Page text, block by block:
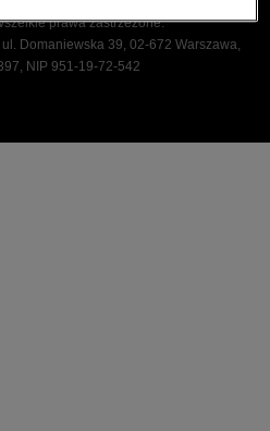
prawa zastrzeżone.
Domaniewska 39, 02-672 Warszawa,
NIP 951-19-72-542